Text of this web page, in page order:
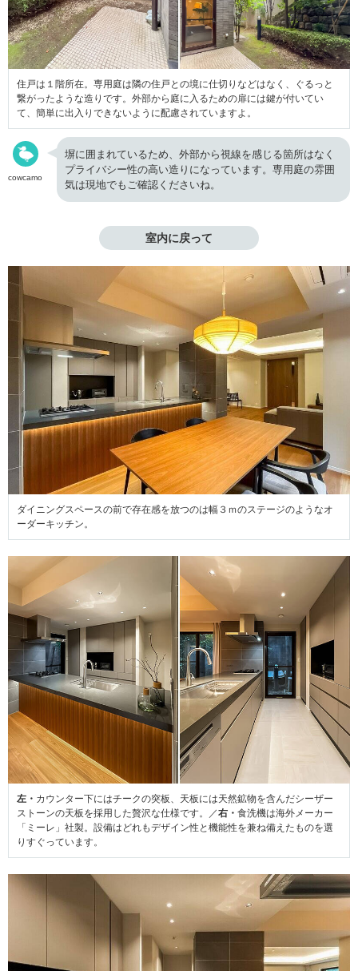
住戸は１階所在。専用庭は隣の住戸との境に仕切りなどはなく、ぐるっと
繋がったような造りです。外部から庭に入るための扉には鍵が付いてい
て、簡単に出入りできないように配慮されていますよ。
cowcamo
塀に囲まれているため、外部から視線を感じる箇所はなく
プライバシー性の高い造りになっています。専用庭の雰囲
気は現地でもご確認くださいね。
室内に戻って
ダイニングスペースの前で存在感を放つのは幅３ｍのステージのようなオ
ーダーキッチン。
左・ カウンター下にはチークの突板、天板には天然鉱物を含んだシーザー
ストーンの天板を採用した贅沢な仕様です。／右・ 食洗機は海外メーカー
「ミーレ」社製。設備はどれもデザイン性と機能性を兼ね備えたものを選
りすぐっています。